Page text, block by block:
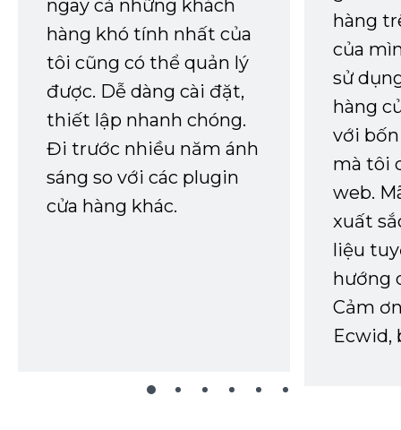
ngay cả những khách
hàng khó tính nhất của
tôi cũng có thể quản lý
được. Dễ dàng cài đặt,
thiết lập nhanh chóng.
Đi trước nhiều năm ánh
sáng so với các plugin
cửa hàng khác.
hàng
của
sử
hàng
với
mà tôi
web.
xuất
liệu
hướng
Cảm
Ecwid,